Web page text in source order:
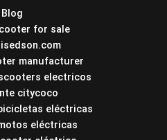
Blog
for sale
manufacturer
electricos
citycoco
eléctricas
eléctricas